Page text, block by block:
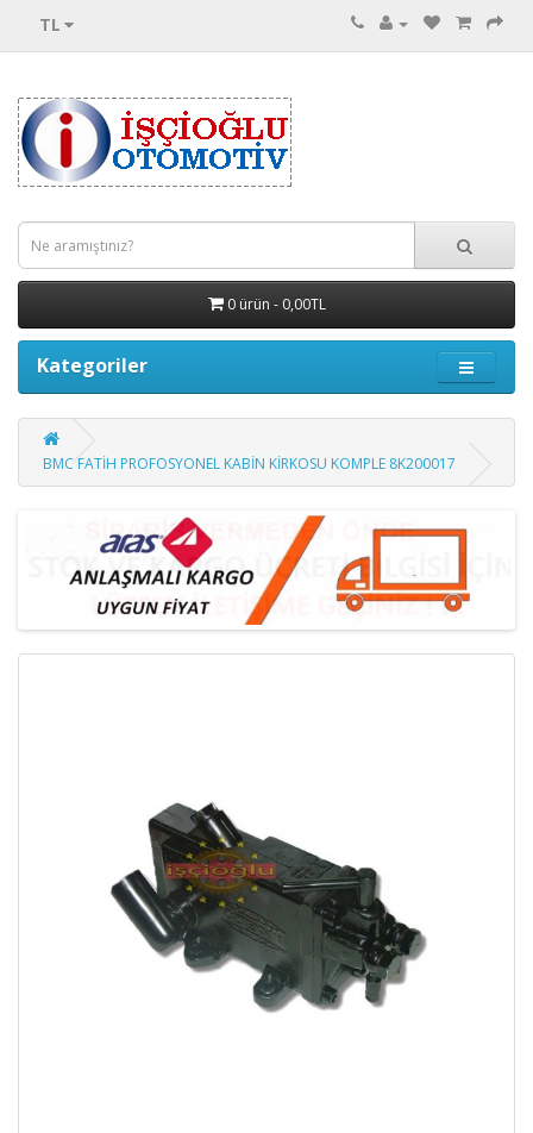
TL
0 ürün - 0,00TL
Kategoriler
BMC FATİH PROFOSYONEL KABİN KİRKOSU KOMPLE 8K200017